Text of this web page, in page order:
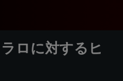
ロに対するヒ